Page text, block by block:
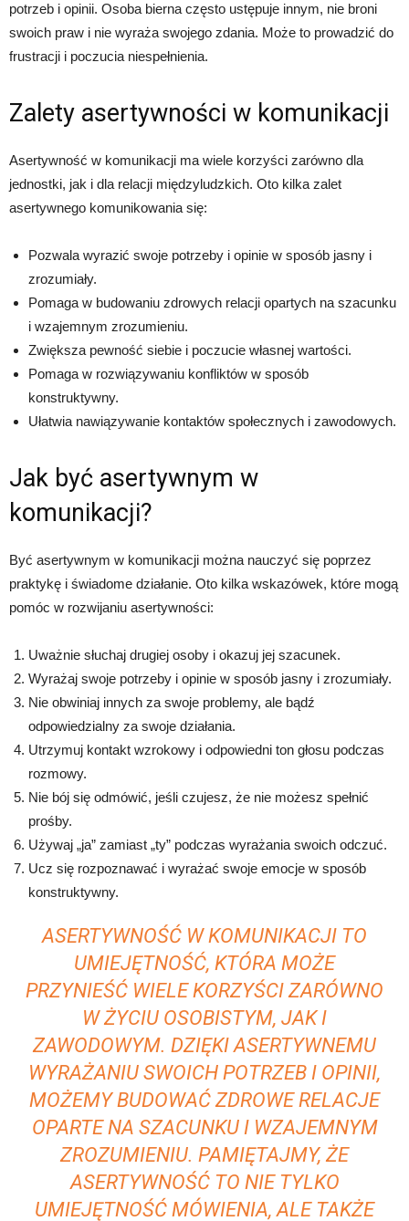
potrzeb i opinii. Osoba bierna często ustępuje innym, nie broni
swoich praw i nie wyraża swojego zdania. Może to prowadzić do
frustracji i poczucia niespełnienia.
Zalety asertywności w komunikacji
Asertywność w komunikacji ma wiele korzyści zarówno dla
jednostki, jak i dla relacji międzyludzkich. Oto kilka zalet
asertywnego komunikowania się:
Pozwala wyrazić swoje potrzeby i opinie w sposób jasny i
zrozumiały.
Pomaga w budowaniu zdrowych relacji opartych na szacunku
i wzajemnym zrozumieniu.
Zwiększa pewność siebie i poczucie własnej wartości.
Pomaga w rozwiązywaniu konfliktów w sposób
konstruktywny.
Ułatwia nawiązywanie kontaktów społecznych i zawodowych.
Jak być asertywnym w
komunikacji?
Być asertywnym w komunikacji można nauczyć się poprzez
praktykę i świadome działanie. Oto kilka wskazówek, które mogą
pomóc w rozwijaniu asertywności:
Uważnie słuchaj drugiej osoby i okazuj jej szacunek.
Wyrażaj swoje potrzeby i opinie w sposób jasny i zrozumiały.
Nie obwiniaj innych za swoje problemy, ale bądź
odpowiedzialny za swoje działania.
Utrzymuj kontakt wzrokowy i odpowiedni ton głosu podczas
rozmowy.
Nie bój się odmówić, jeśli czujesz, że nie możesz spełnić
prośby.
Używaj „ja” zamiast „ty” podczas wyrażania swoich odczuć.
Ucz się rozpoznawać i wyrażać swoje emocje w sposób
konstruktywny.
ASERTYWNOŚĆ W KOMUNIKACJI TO
UMIEJĘTNOŚĆ, KTÓRA MOŻE
PRZYNIEŚĆ WIELE KORZYŚCI ZARÓWNO
W ŻYCIU OSOBISTYM, JAK I
ZAWODOWYM. DZIĘKI ASERTYWNEMU
WYRAŻANIU SWOICH POTRZEB I OPINII,
MOŻEMY BUDOWAĆ ZDROWE RELACJE
OPARTE NA SZACUNKU I WZAJEMNYM
ZROZUMIENIU. PAMIĘTAJMY, ŻE
ASERTYWNOŚĆ TO NIE TYLKO
UMIEJĘTNOŚĆ MÓWIENIA, ALE TAKŻE